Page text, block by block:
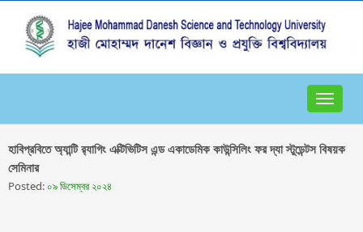
Toggle
হাবিপ্রবিতে অ্যান্টি র‌্যাগিং এক্টিভিটিস এন্ড একাডেমিক কাউন্সিলিং ফর দ্যা স্টুডেন্টস বিষয়ক
সেমিনার
Posted: ০৯ ডিসেম্বর ২০২৪